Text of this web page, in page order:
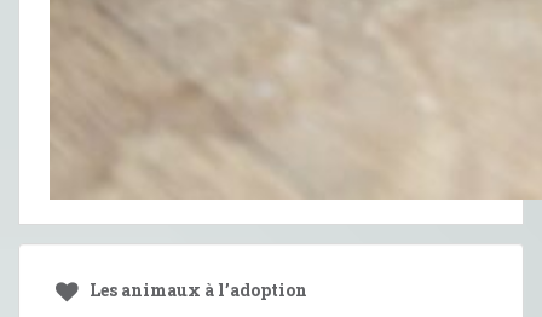
Les animaux à l’adoption